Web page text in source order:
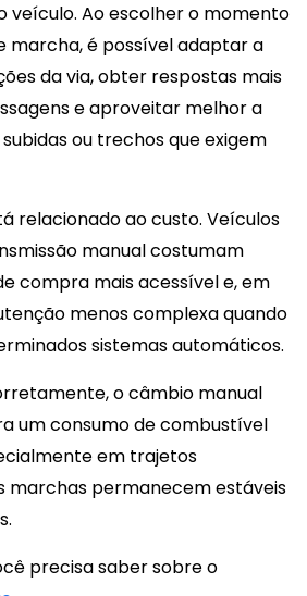
Ao escolher o momento
marcha, é possível adaptar a
da via, obter respostas mais
e aproveitar melhor a
ou trechos que exigem
relacionado ao custo. Veículos
manual costumam
compra mais acessível e, em
menos complexa quando
sistemas automáticos.
o câmbio manual
um consumo de combustível
em trajetos
marchas permanecem estáveis
precisa saber sobre o